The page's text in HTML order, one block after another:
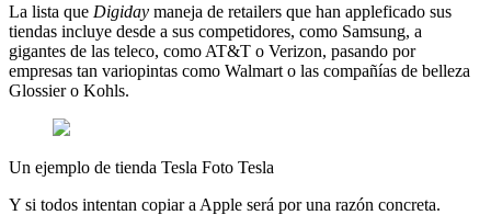
La lista que Digiday maneja de retailers que han appleficado sus
tiendas incluye desde a sus competidores, como Samsung, a
gigantes de las teleco, como AT&T o Verizon, pasando por
empresas tan variopintas como Walmart o las compañías de belleza
Glossier o Kohls.
Un ejemplo de tienda Tesla Foto Tesla
Y si todos intentan copiar a Apple será por una razón concreta.